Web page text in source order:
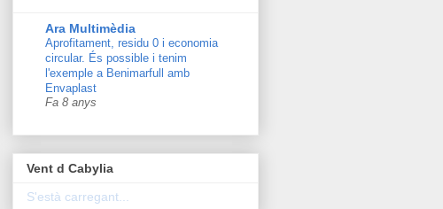
Ara Multimèdia
Aprofitament, residu 0 i economia
circular. És possible i tenim
l'exemple a Benimarfull amb
Envaplast
Fa 8 anys
Vent d Cabylia
S'està carregant...